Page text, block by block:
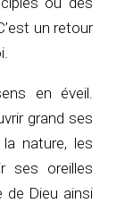
un retour
en éveil.
grand ses
nature, les
ses oreilles
de Dieu ainsi